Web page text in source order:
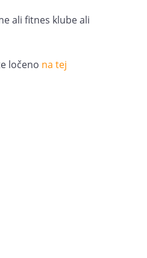
ali fitnes klube ali
ločeno na tej